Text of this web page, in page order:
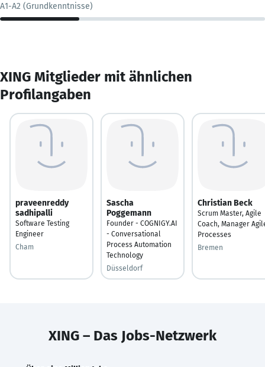
A1-A2 (Grundkenntnisse)
XING Mitglieder mit ähnlichen
Profilangaben
praveenreddy
sadhipalli
Software Testing
Engineer
Cham
Sascha
Poggemann
Founder - COGNIGY.AI
- Conversational
Process Automation
Technology
Düsseldorf
Christian Beck
Scrum Master, Agile
Coach, Manager
Processes
Bremen
XING – Das Jobs-Netzwerk